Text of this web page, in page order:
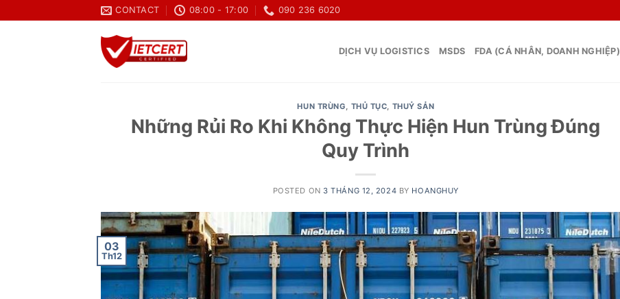
to
CONTACT 08:00 - 17:00 090 236 6020
DỊCH VỤ LOGISTICS MSDS FDA (CÁ NHÂN, DOANH NGHIỆP)
HUN TRÙNG, THỦ TỤC, THUỶ SẢN
Những Rủi Ro Khi Không Thực Hiện Hun Trùng Đúng
Quy Trình
POSTED ON 3 THÁNG 12, 2024 BY HOANGHUY
03
Th12